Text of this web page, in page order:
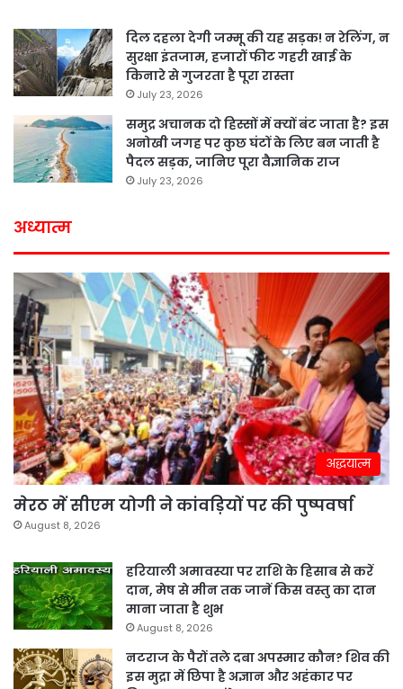
दिल दहला देगी जम्मू की यह सड़क! न रेलिंग, न
सुरक्षा इंतजाम, हजारों फीट गहरी खाई के
किनारे से गुजरता है पूरा रास्ता
July 23, 2026
समुद्र अचानक दो हिस्सों में क्यों बंट जाता है? इस
अनोखी जगह पर कुछ घंटों के लिए बन जाती है
पैदल सड़क, जानिए पूरा वैज्ञानिक राज
July 23, 2026
अध्यात्म
अद्धयात्म
मेरठ में सीएम योगी ने कांवड़ियों पर की पुष्पवर्षा
August 8, 2026
हरियाली अमावस्या पर राशि के हिसाब से करें
दान, मेष से मीन तक जानें किस वस्तु का दान
माना जाता है शुभ
August 8, 2026
नटराज के पैरों तले दबा अपस्मार कौन? शिव की
इस मुद्रा में छिपा है अज्ञान और अहंकार पर